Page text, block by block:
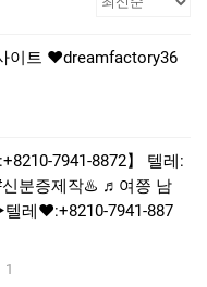
이트 ❤dreamfactory36
7941-8872】 텔레:
신분증제작♨️ ♬여쯩 남
레♥:+8210-7941-887
1